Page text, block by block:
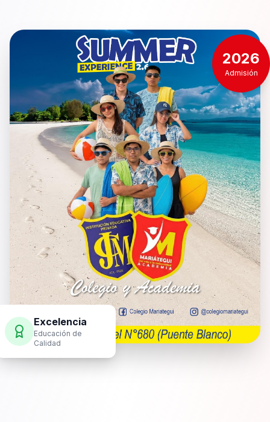
Excelencia
Educación de
Calidad
2026
Admisión